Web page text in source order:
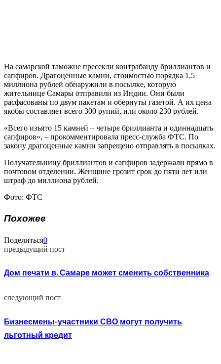
На самарской таможне пресекли контрабанду бриллиантов и
сапфиров. Драгоценные камни, стоимостью порядка 1,5
миллиона рублей обнаружили в посылке, которую
жительнице Самары отправили из Индии. Они были
расфасованы по двум пакетам и обернуты газетой. А их цена
якобы составляет всего 300 рупий, или около 230 рублей.
«Всего изъято 15 камней – четыре бриллианта и одиннадцать
сапфиров», – прокомментировала пресс-служба ФТС. По
закону драгоценные камни запрещено отправлять в посылках.
Получательницу бриллиантов и сапфиров задержали прямо в
почтовом отделении. Женщине грозит срок до пяти лет или
штраф до миллиона рублей.
Фото: ФТС
Похожее
Поделиться0
предыдущий пост
Дом печати в. Самаре может сменить собственника
следующий пост
Бизнесмены-участники СВО могут получить
льготный кредит